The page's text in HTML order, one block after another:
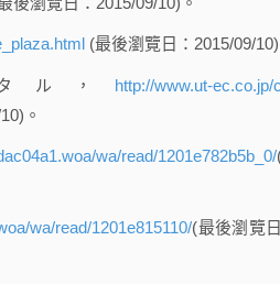
(最後瀏覽日：2015/09/10)
ル， http://www.ut-ec.co.jp/
。
wa/read/1201e782b5b_0/
wa/read/1201e815110/(最後瀏覽